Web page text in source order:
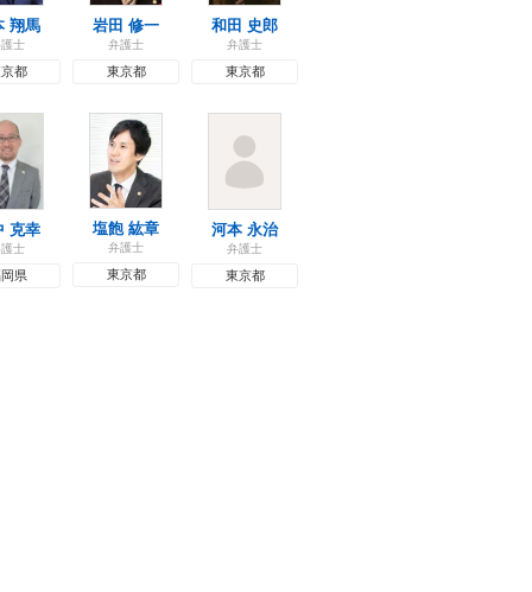
翔馬
士
都
岩田 修一
弁護士
東京都
和田 史郎
弁護士
東京都
克幸
士
県
塩飽 紘章
弁護士
東京都
河本 永治
弁護士
東京都